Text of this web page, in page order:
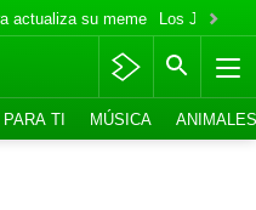
actualiza su meme Los Jonas
PARA TI MÚSICA ANIMALES